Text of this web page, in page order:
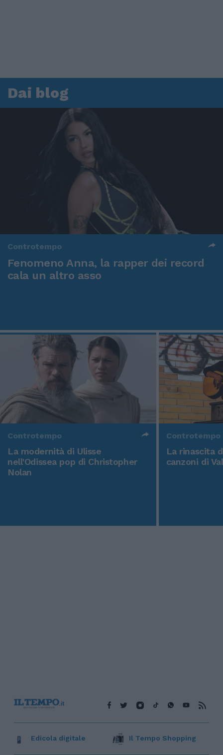
Dai blog
Controtempo
Fenomeno Anna, la rapper dei record
cala un altro asso
Controtempo
La modernità di Ulisse
nell'Odissea pop di Christopher
Nolan
Controtempo
La rinascita
canzoni di
Edicola digitale Il Tempo Shopping